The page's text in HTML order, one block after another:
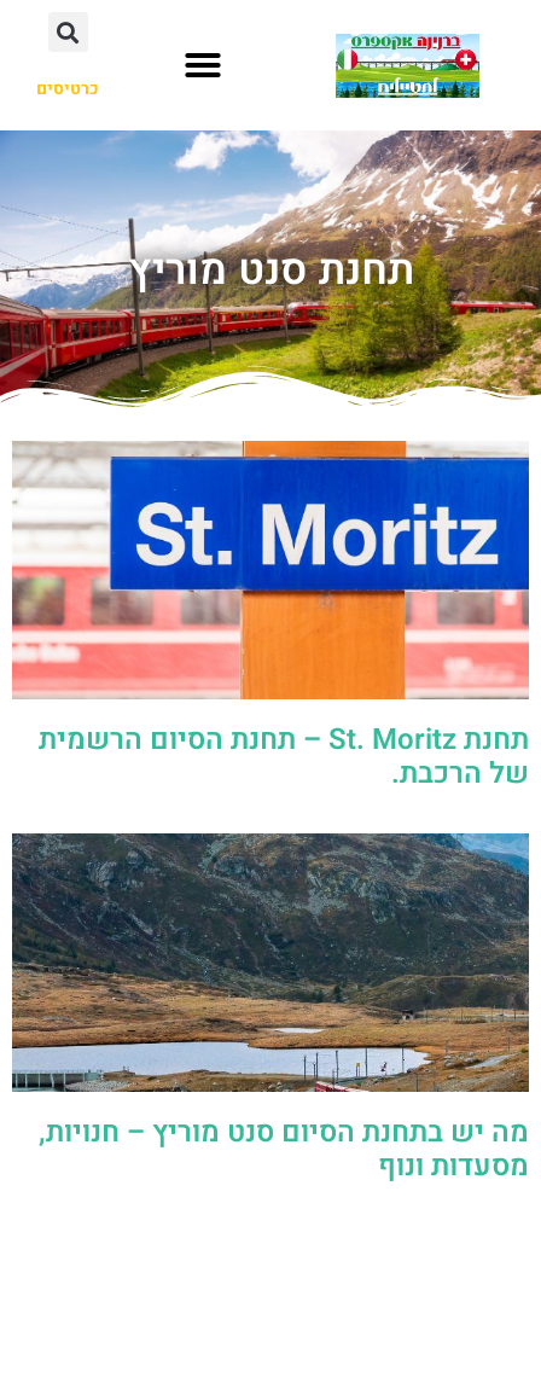
כרטיסים
תחנת סנט מוריץ
תחנת St. Moritz – תחנת הסיום הרשמית
של הרכבת.
מה יש בתחנת הסיום סנט מוריץ – חנויות,
מסעדות ונוף